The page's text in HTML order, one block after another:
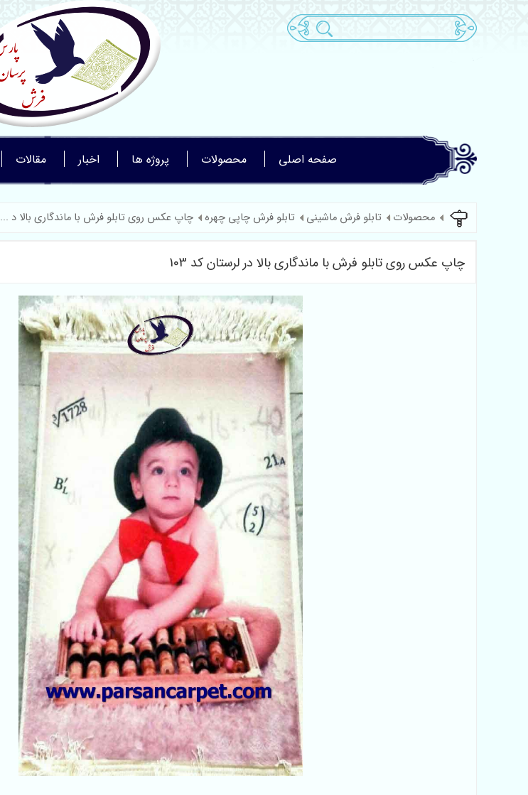
صفحه اصلی محصولات پروژه ها اخبار مقالات
محصولات تابلو فرش ماشینی تابلو فرش چاپی چهره چاپ عکس روی تابلو فرش با ماندگاری بالا د ...
چاپ عکس روی تابلو فرش با ماندگاری بالا در لرستان کد 103